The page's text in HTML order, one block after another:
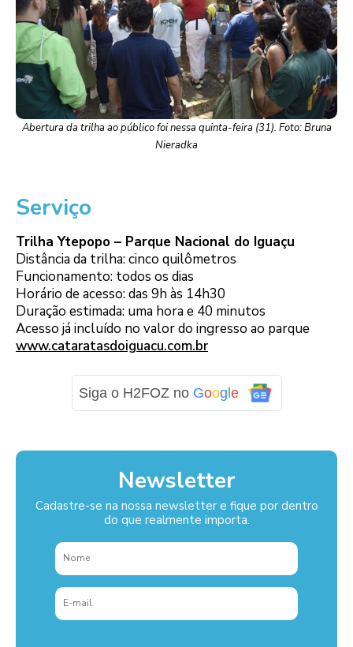
Abertura da trilha ao público foi nessa quinta-feira (31). Foto: Bruna
Nieradka
Serviço
Trilha Ytepopo – Parque Nacional do Iguaçu
Distância da trilha: cinco quilômetros
Funcionamento: todos os dias
Horário de acesso: das 9h às 14h30
Duração estimada: uma hora e 40 minutos
Acesso já incluído no valor do ingresso ao parque
www.cataratasdoiguacu.com.br
Siga o H2FOZ no Goog e
Newsletter
Cadastre-se na nossa newsletter e fique por dentro
do que realmente importa.